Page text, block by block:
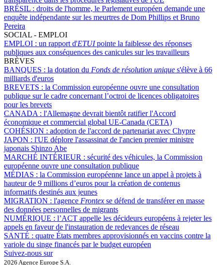
BRÉSIL : droits de l'homme, le Parlement européen demande une
enquête indépendante sur les meurtres de Dom Phillips et Bruno
Pereira
SOCIAL - EMPLOI
EMPLOI : un rapport d'ETUIpointe la faiblesse des réponses
publiques aux conséquences des canicules sur les travailleurs
BRÈVES
BANQUES : la dotation du Fonds de résolution unique s'élève à 66
milliards d'euros
BREVETS : la Commission européenne ouvre une consultation
publique sur le cadre concernant l’octroi de licences obligatoires
pour les brevets
CANADA : l'Allemagne devrait bientôt ratifier l'Accord
économique et commercial global UE-Canada (CETA)
COHÉSION : adoption de l'accord de partenariat avec Chypre
JAPON : l'UE déplore l'assassinat de l'ancien premier ministre
japonais Shinzo Abe
MARCHÉ INTÉRIEUR : sécurité des véhicules, la Commission
européenne ouvre une consultation publique
MÉDIAS : la Commission européenne lance un appel à projets à
hauteur de 9 millions d’euros pour la création de contenus
informatifs destinés aux jeunes
MIGRATION : l'agence Frontex se défend de transférer en masse
des données personnelles de migrants
NUMÉRIQUE : l’ACT appelle les décideurs européens à rejeter les
appels en faveur de l'instauration de redevances de réseau
SANTÉ : quatre États membres approvisionnés en vaccins contre la
variole du singe financés par le budget européen
Suivez-nous sur
2026 Agence Europe S.A.